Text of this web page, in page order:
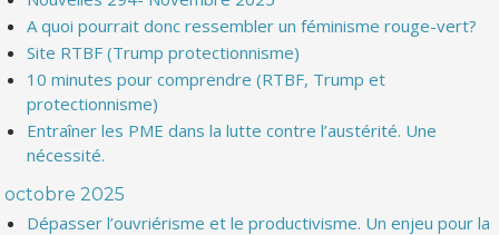
A quoi pourrait donc ressembler un féminisme rouge-vert?
Site RTBF (Trump protectionnisme)
10 minutes pour comprendre (RTBF, Trump et
protectionnisme)
Entraîner les PME dans la lutte contre l’austérité. Une
nécessité.
octobre 2025
Dépasser l’ouvriérisme et le productivisme. Un enjeu pour la